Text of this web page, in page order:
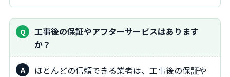
工事後の保証やアフターサービスはあります
か？
ほとんどの信頼できる業者は、工事後の保証や